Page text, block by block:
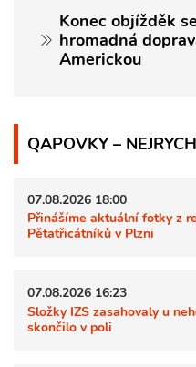
Konec objížděk
hromadná
Americkou
QAPOVKY –
07.08.2026 18:00
Přinášíme aktuální fotky z
Pětatřicátníků v Plzni
07.08.2026 16:23
Složky IZS zasahovaly u
skončilo v poli